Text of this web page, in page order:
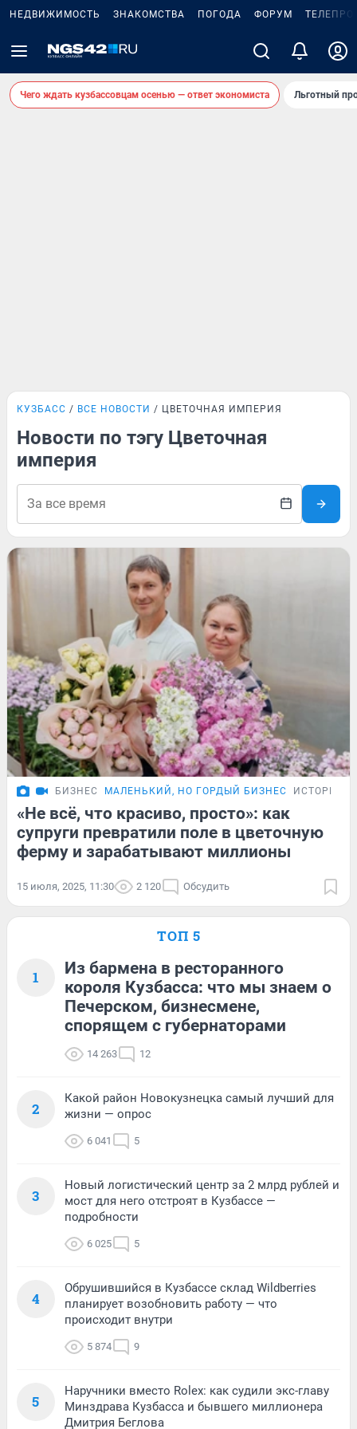
НЕДВИЖИМОСТЬ ЗНАКОМСТВА ПОГОДА ФОРУМ
Чего ждать кузбассовцам осенью — ответ экономиста Льготный
КУЗБАСС ВСЕ НОВОСТИ ЦВЕТОЧНАЯ ИМПЕРИЯ
Новости по тэгу Цветочная
империя
БИЗНЕС МАЛЕНЬКИЙ, НО ГОРДЫЙ БИЗНЕС ИСТОРИИ
«Не всё, что красиво, просто»: как
супруги превратили поле в цветочную
ферму и зарабатывают миллионы
15 июля, 2025, 11:30 2 120 Обсудить
ТОП 5
1
Из бармена в ресторанного
короля Кузбасса: что мы знаем о
Печерском, бизнесмене,
спорящем с губернаторами
14 263 12
2
Какой район Новокузнецка самый лучший для
жизни — опрос
6 041 5
3
Новый логистический центр за 2 млрд рублей и
мост для него отстроят в Кузбассе —
подробности
6 025 5
4
Обрушившийся в Кузбассе склад Wildberries
планирует возобновить работу — что
происходит внутри
5 874 9
5
Наручники вместо Rolex: как судили экс-главу
Минздрава Кузбасса и бывшего миллионера
Дмитрия Беглова